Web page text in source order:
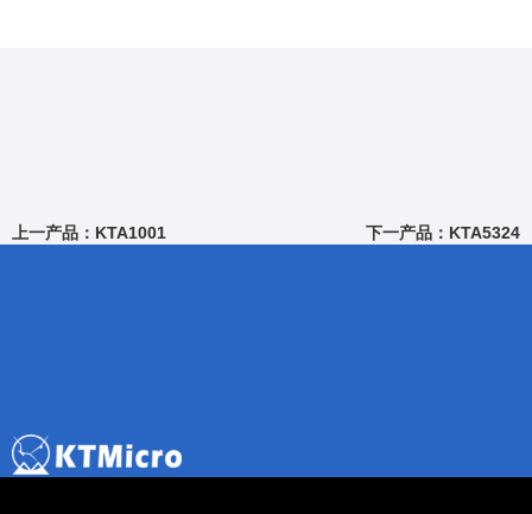
上一产品：KTA1001 下一产品：KTA5324